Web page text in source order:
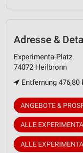
Adresse &
Experimenta-Platz
74072 Heilbronn
Entfernung
ANGEBOTE &
ALLE
ALLE